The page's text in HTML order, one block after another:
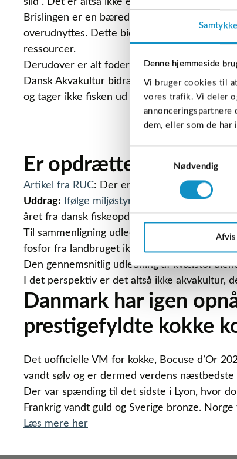
Samtykke
Denne hjemmeside
Vi bruger cookies til
vores trafik. Vi deler
annonceringspartnere
dem, eller som de har
Nødvendig
Afvis
Brislingen er en bæredygtig fiskeriressource,
overudnyttes. Dette bidrager til at bevare
ressourcer.
Derudover er alt foder, der bruges i Dansk
Dansk Akvakultur bidrager til den grønne
og tager ikke fisken ud af munden på fattige
Er opdrættede fisk og
Artikel fra RUC: Der er mange påstande om
Uddrag:
Ifølge miljøstyrelsen
som opgør
året fra dansk fiskeopdræt.
Til sammenligning udledte vi tre gange så
fosfor fra landbruget ikke er inkluderet i
Den gennemsnitlig udledning af kvælstof
I det perspektiv er det altså ikke
Danmark har igen
prestigefyldte kokke
Det uofficielle VM for kokke, Bocuse d’Or
vandt sølv og er dermed verdens næstbedste
Der var spænding til det sidste i Lyon, hvor
Frankrig vandt guld og Sverige bronze.
Læs mere her